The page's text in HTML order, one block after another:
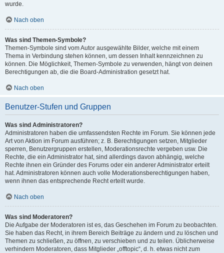
wurde.
Nach oben
Was sind Themen-Symbole?
Themen-Symbole sind vom Autor ausgewählte Bilder, welche mit einem
Thema in Verbindung stehen können, um dessen Inhalt kennzeichnen zu
können. Die Möglichkeit, Themen-Symbole zu verwenden, hängt von deinen
Berechtigungen ab, die die Board-Administration gesetzt hat.
Nach oben
Benutzer-Stufen und Gruppen
Was sind Administratoren?
Administratoren haben die umfassendsten Rechte im Forum. Sie können jede
Art von Aktion im Forum ausführen; z. B. Berechtigungen setzen, Mitglieder
sperren, Benutzergruppen erstellen, Moderationsrechte vergeben usw. Die
Rechte, die ein Administrator hat, sind allerdings davon abhängig, welche
Rechte ihnen ein Gründer des Forums oder ein anderer Administrator erteilt
hat. Administratoren können auch volle Moderationsberechtigungen haben,
wenn ihnen das entsprechende Recht erteilt wurde.
Nach oben
Was sind Moderatoren?
Die Aufgabe der Moderatoren ist es, das Geschehen im Forum zu beobachten.
Sie haben das Recht, in ihrem Bereich Beiträge zu ändern und zu löschen und
Themen zu schließen, zu öffnen, zu verschieben und zu teilen. Üblicherweise
verhindern Moderatoren, dass Mitglieder „offtopic“, d. h. etwas nicht zum